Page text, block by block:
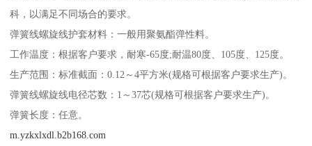
科，以满足不同场合的要求。
弹簧线螺旋线护套材料：一般用聚氨酯弹性料。
工作温度：根据客户要求，耐寒-65度;耐温80度、105度、125度。
生产范围：标准截面：0.12～4平方米(规格可根据客户要求生产)。
弹簧线螺旋线电径芯数：1～37芯(规格可根据客户要求生产)。
弹簧长度：任意。
m.yzkxlxdl.b2b168.com